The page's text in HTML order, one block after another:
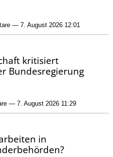
— 7. August 2026 12:01
kritisiert
Bundesregierung
— 7. August 2026 11:29
in